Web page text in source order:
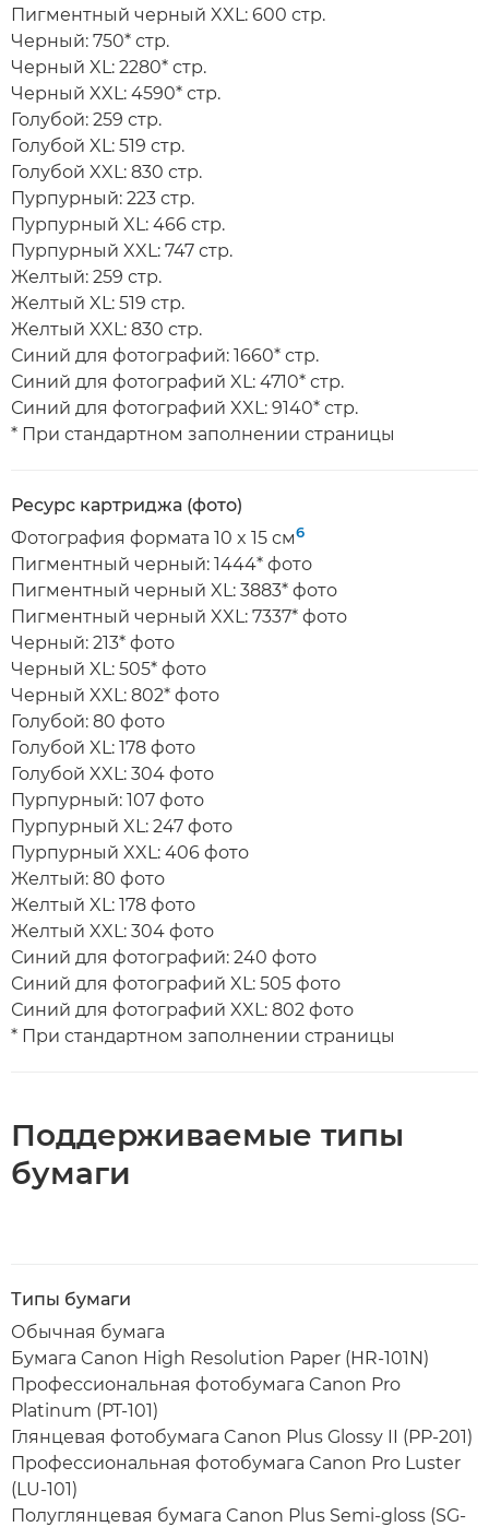
Пигментный черный XXL: 600 стр.
Черный: 750* стр.
Черный XL: 2280* стр.
Черный XXL: 4590* стр.
Голубой: 259 стр.
Голубой XL: 519 стр.
Голубой XXL: 830 стр.
Пурпурный: 223 стр.
Пурпурный XL: 466 стр.
Пурпурный XXL: 747 стр.
Желтый: 259 стр.
Желтый XL: 519 стр.
Желтый XXL: 830 стр.
Синий для фотографий: 1660* стр.
Синий для фотографий XL: 4710* стр.
Синий для фотографий XXL: 9140* стр.
* При стандартном заполнении страницы
Ресурс картриджа (фото)
Фотография формата 10 x 15 см6
Пигментный черный: 1444* фото
Пигментный черный XL: 3883* фото
Пигментный черный XXL: 7337* фото
Черный: 213* фото
Черный XL: 505* фото
Черный XXL: 802* фото
Голубой: 80 фото
Голубой XL: 178 фото
Голубой XXL: 304 фото
Пурпурный: 107 фото
Пурпурный XL: 247 фото
Пурпурный XXL: 406 фото
Желтый: 80 фото
Желтый XL: 178 фото
Желтый XXL: 304 фото
Синий для фотографий: 240 фото
Синий для фотографий XL: 505 фото
Синий для фотографий XXL: 802 фото
* При стандартном заполнении страницы
Поддерживаемые типы
бумаги
Типы бумаги
Обычная бумага
Бумага Canon High Resolution Paper (HR-101N)
Профессиональная фотобумага Canon Pro
Platinum (PT-101)
Глянцевая фотобумага Canon Plus Glossy II (PP-201)
Профессиональная фотобумага Canon Pro Luster
(LU-101)
Полуглянцевая бумага Canon Plus Semi-gloss (SG-